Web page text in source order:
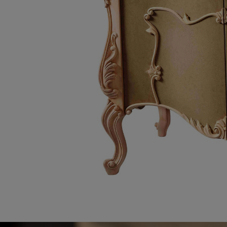
Link-uri Utile
Vopsitorie &
Despre Noi
mobilierului.
cămin perfect